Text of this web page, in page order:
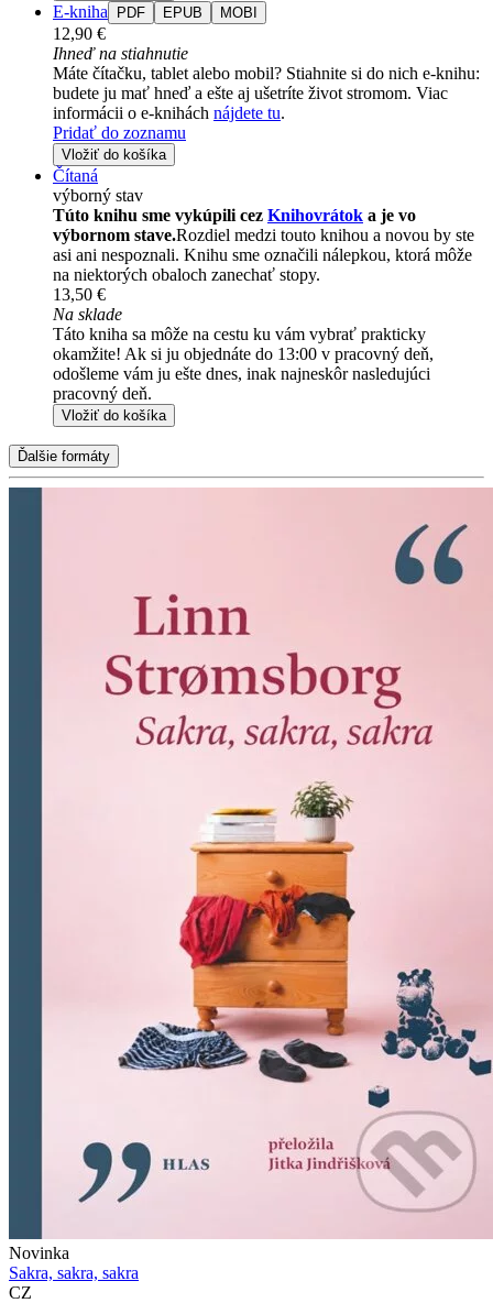
E-kniha PDF EPUB MOBI
12,90 €
Ihneď na stiahnutie
Máte čítačku, tablet alebo mobil? Stiahnite si do nich e-knihu:
budete ju mať hneď a ešte aj ušetríte život stromom. Viac
informácii o e-knihách nájdete tu.
Pridať do zoznamu
Vložiť do košíka
Čítaná
výborný stav
Túto knihu sme vykúpili cez Knihovrátok a je vo
výbornom stave.Rozdiel medzi touto knihou a novou by ste
asi ani nespoznali. Knihu sme označili nálepkou, ktorá môže
na niektorých obaloch zanechať stopy.
13,50 €
Na sklade
Táto kniha sa môže na cestu ku vám vybrať prakticky
okamžite! Ak si ju objednáte do 13:00 v pracovný deň,
odošleme vám ju ešte dnes, inak najneskôr nasledujúci
pracovný deň.
Vložiť do košíka
Ďalšie formáty
Novinka
Sakra, sakra, sakra
CZ